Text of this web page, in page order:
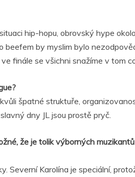
hip-hopu, obrovský hype
beefem by myslim bylo
finále se všichni snažíme v tom
špatné struktuře,
dny JL jsou prostě pryč.
že je tolik výborných
Severní Karolína je speciální,